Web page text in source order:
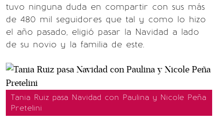
tuvo ninguna duda en compartir con sus más
de 480 mil seguidores que tal y como lo hizo
el año pasado, eligió pasar la Navidad a lado
de su novio y la familia de este.
Tania Ruiz pasa Navidad con Paulina y Nicole Peña
Pretelini